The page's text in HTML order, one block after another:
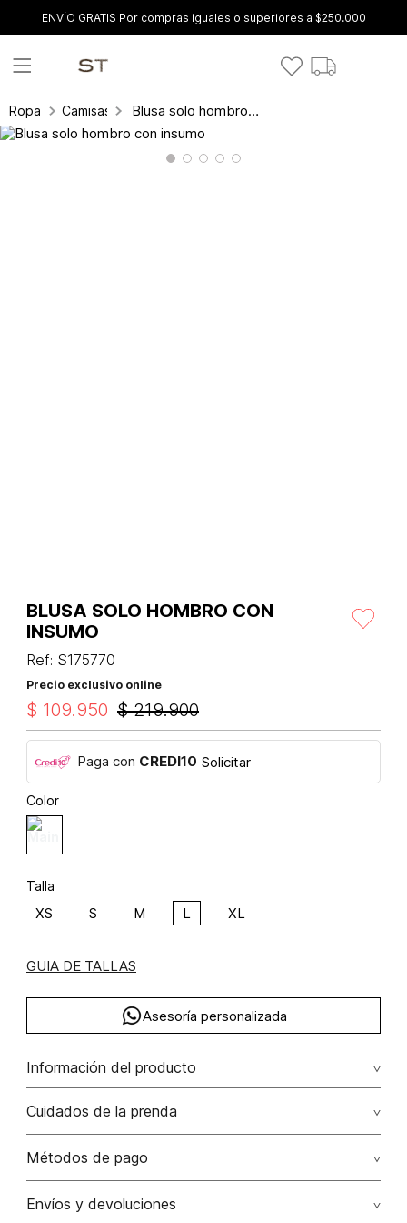
ENVÍO GRATIS Por compras iguales o superiores a $250.000
Ropa Camisas y blusas Blusa solo hombro con insumo
BLUSA SOLO HOMBRO CON
INSUMO
Ref: S175770
Precio exclusivo online
$ 219.900
$ 109.950
Paga con CREDI10 Solicitar
Color
Talla
XS S M L XL
GUIA DE TALLAS
Asesoría personalizada
Información del producto
C33-olivo floral viscosa 83% poliéster 17% 83.00%
viscosa/viscose17.00% poliéster/polyester
Cuidados de la prenda
No remojar. no planchar los accesorios / adornos
Métodos de pago
Tarjetas de crédito: Visa, Dinners, Master Card y American
Envíos y devoluciones